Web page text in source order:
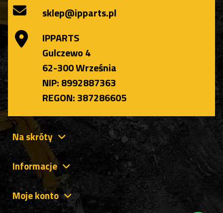
sklep@ipparts.pl
IPPARTS
Gulczewo 4
62-300 Września
NIP: 8992887363
REGON: 387286605
Na skróty
Informacje
Moje konto